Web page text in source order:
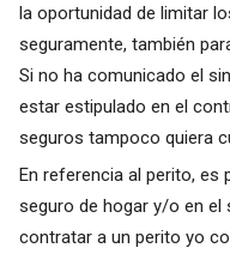
la oportunidad de limitar
seguramente, también
Si no ha comunicado el
estar estipulado en el
seguros tampoco quiera
En referencia al perito, es
seguro de hogar y/o en el
contratar a un perito yo